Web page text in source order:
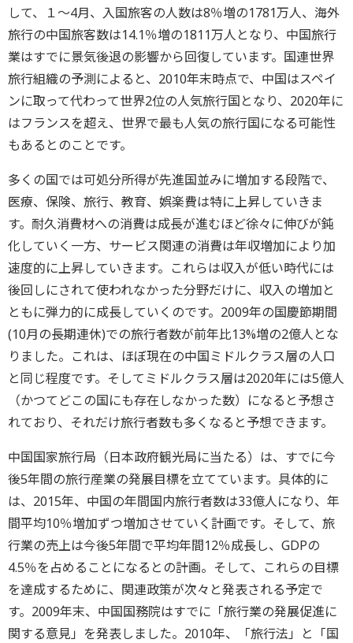
して、１～4月、入国旅客の人数は8％増の1781万人、海外
旅行の中国旅客数は14.1％増の1811万人となり、中国旅行
業はすでに景気後退の影響から回復しています。国連世界
旅行組織の予測によると、2010年末時点で、中国はスペイ
ンに取って代わって世界2位の人気旅行国となり、2020年に
はフランスを超え、世界で最も人気の旅行国になる可能性
もあるとのことです。
多くの国では可処分所得が先進国並みに増加する段階で、
医療、保険、旅行、教育、娯楽費は特に上昇していきま
す。耐久消費材への消費は成長が進むほど徐々に伸びが鈍
化していく一方、サービス関連の消費は年収増加により加
速度的に上昇していきます。これらは収入が低い時代には
後回しにされて使われなかった分野だけに、収入の増加と
ともに弾力的に成長していくのです。2009年の国慶節期間
(10月の長期連休)での旅行者数が前年比13%増の2億人とな
りました。これは、ほぼ現在の中国ミドルクラス層の人口
と同じ程度です。そしてミドルクラス層は2020年には5億人
（かつてどこの国にも存在しなかった数）になると予想さ
れており、それだけ旅行者数も多くなると予想できます。
中国国家旅行局（日本政府観光局に当たる）は、すでに今
後5年間の旅行産業の発展目標を立てています。具体的に
は、2015年、中国の年間国内旅行者数は33億人になり、年
間平均10％増加ずつ増加させていく計画です。そして、旅
行業の売上は今後5年間で平均年間12％成長し、GDPの
4.5％を占めることになるとの計画。そして、これらの目標
を達成するために、関連政策が次々と発表される予定で
す。2009年末、中国国務院はすでに「旅行業の発展促進に
関する意見」を発表しました。2010年、「旅行法」と「国